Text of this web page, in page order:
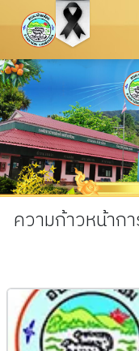
ความก้าวหน้าก